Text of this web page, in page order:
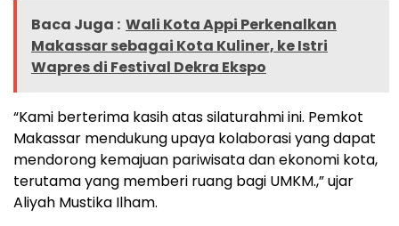
Baca Juga : Wali Kota Appi Perkenalkan
Makassar sebagai Kota Kuliner, ke Istri
Wapres di Festival Dekra Ekspo
“Kami berterima kasih atas silaturahmi ini. Pemkot
Makassar mendukung upaya kolaborasi yang dapat
mendorong kemajuan pariwisata dan ekonomi kota,
terutama yang memberi ruang bagi UMKM.,” ujar
Aliyah Mustika Ilham.